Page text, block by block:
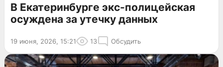
В Екатеринбурге экс-полицейская
осуждена за утечку данных
19 июня, 2026, 15:21 13 Обсудить